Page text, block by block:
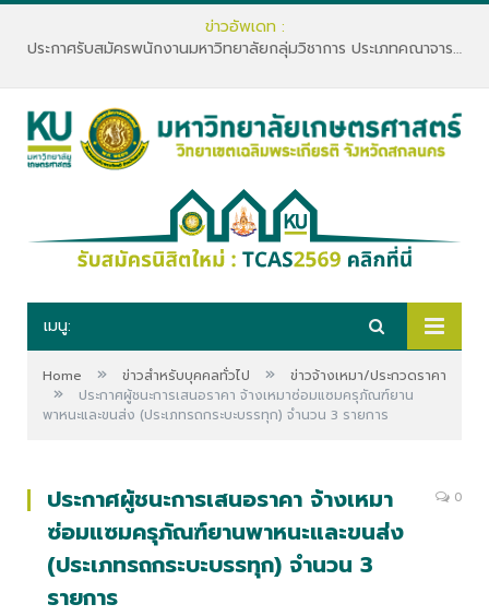
ข่าวอัพเดท :
ประกาศรับสมัครพนักงานมหาวิทยาลัยกลุ่มวิชาการ ประเภทคณาจารย์ประจำ คณะทรัพยากรธรรมชาติและอุตสาหกรรมเกษตร สังกัดภาควิชาเกษตรและทรัพยากร
เมนู:
Home » ข่าวสำหรับบุคคลทั่วไป » ข่าวจ้างเหมา/ประกวดราคา
»
ประกาศผู้ชนะการเสนอราคา จ้างเหมาซ่อมแซมครุภัณฑ์ยาน
พาหนะและขนส่ง (ประเภทรถกระบะบรรทุก) จำนวน 3 รายการ
ประกาศผู้ชนะการเสนอราคา จ้างเหมา
ซ่อมแซมครุภัณฑ์ยานพาหนะและขนส่ง
(ประเภทรถกระบะบรรทุก) จำนวน 3
รายการ
0